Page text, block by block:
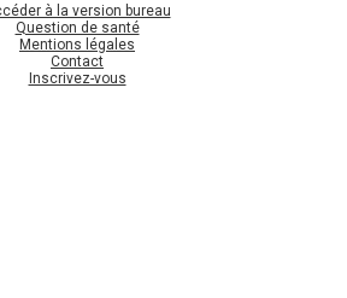
à la version bureau
Question de santé
Mentions légales
Contact
Inscrivez-vous